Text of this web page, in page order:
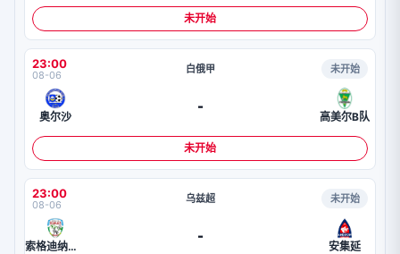
未开始
23:00
08-06 白俄甲 未开始
奥尔沙
-
高美尔B队
未开始
23:00
08-06 乌兹超 未开始
索格迪纳吉扎克
-
安集延